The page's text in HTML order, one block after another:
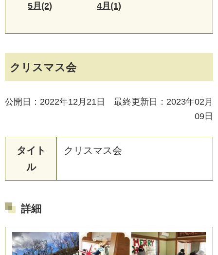
クリスマス会
公開日：2022年12月21日 最終更新日：2023年02月
09日
タイト
ル
ク リ スマ ス会
詳細
5月(2) 4月(1)